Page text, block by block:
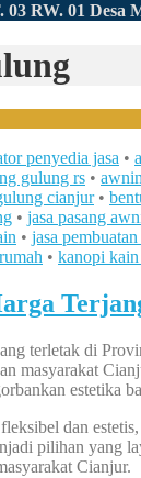
RW. 01 Desa
penyedia jasa •
gulung rs •
cianjur•
• jasa pasang
• jasa
• kanopi kain
terletak di
masyarakat
estetika
dan
pilihan yang
Cianjur.